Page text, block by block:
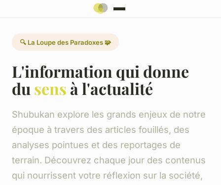
🔍 La Loupe des Paradoxes 🧩
L'information qui donne
du sens à l'actualité
Shubukan explore les grands enjeux de notre
époque à travers des articles fouillés, des
analyses pointues et des reportages de
terrain. Découvrez chaque jour des contenus
qui nourrissent votre réflexion sur la société,